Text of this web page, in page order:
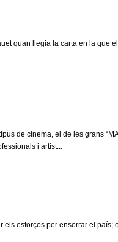
quan llegia la carta en la que
de cinema, el de les grans
i artist...
els esforços per ensorrar el país;